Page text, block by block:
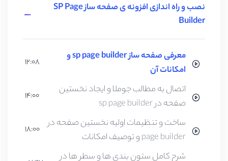
نصب و راه اندازی افزونه ی صفحه ساز SP Page
Builder
معرفی صفحه ساز sp page builder و
امکانات آن
12:08
اتصال به مطالب جوملا و ایجاد نخستین
صفحه در sp page builder
14:00
ساخت و تنظیمات اولیه نخستین صفحه در
page builder و توصیف امکانات
18:00
شرح کامل ستون بندی ها و سطر ها در